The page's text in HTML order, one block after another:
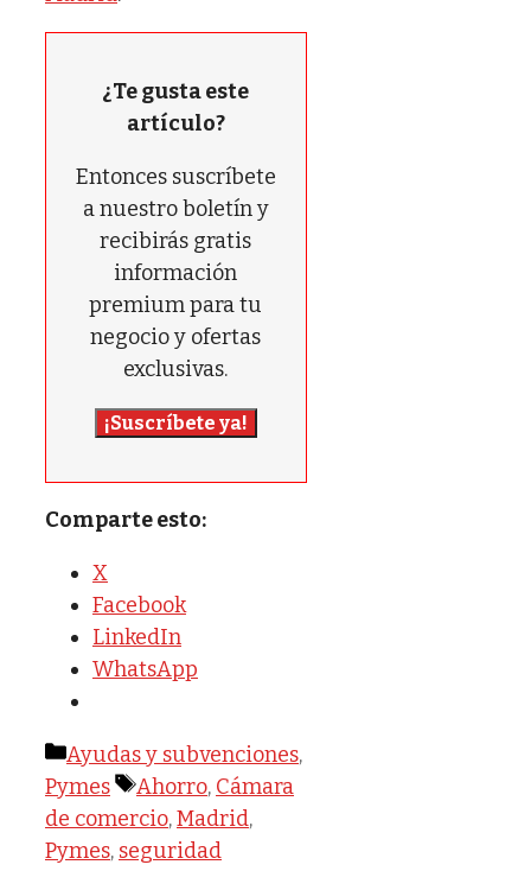
¿Te gusta este
artículo?
Entonces suscríbete
a nuestro boletín y
recibirás gratis
información
premium para tu
negocio y ofertas
exclusivas.
¡Suscríbete ya!
Comparte esto:
X
Facebook
LinkedIn
WhatsApp
Categorías
Ayudas y subvenciones,
Pymes
Etiquetas
Ahorro, Cámara
de comercio,Madrid,
Pymes, seguridad